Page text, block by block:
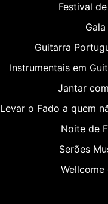
Festival
Gala
Guitarra
Instrumentais em
Jantar
Levar o Fado a quem
Noite de
Serões
Wellcome